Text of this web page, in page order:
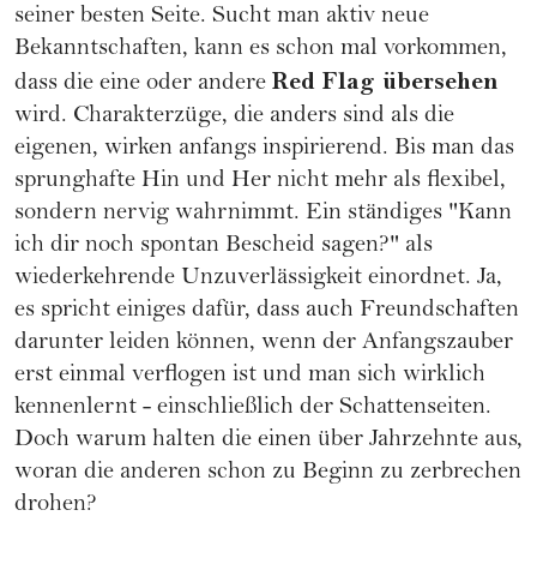
seiner besten Seite. Sucht man aktiv neue
Bekanntschaften, kann es schon mal vorkommen,
dass die eine oder andere Red Flag übersehen
wird. Charakterzüge, die anders sind als die
eigenen, wirken anfangs inspirierend. Bis man das
sprunghafte Hin und Her nicht mehr als flexibel,
sondern nervig wahrnimmt. Ein ständiges "Kann
ich dir noch spontan Bescheid sagen?" als
wiederkehrende Unzuverlässigkeit einordnet. Ja,
es spricht einiges dafür, dass auch Freundschaften
darunter leiden können, wenn der Anfangszauber
erst einmal verflogen ist und man sich wirklich
kennenlernt - einschließlich der Schattenseiten.
Doch warum halten die einen über Jahrzehnte aus,
woran die anderen schon zu Beginn zu zerbrechen
drohen?